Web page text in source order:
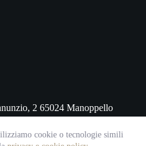
cookie o tecnologie simili
2 65024 Manoppello